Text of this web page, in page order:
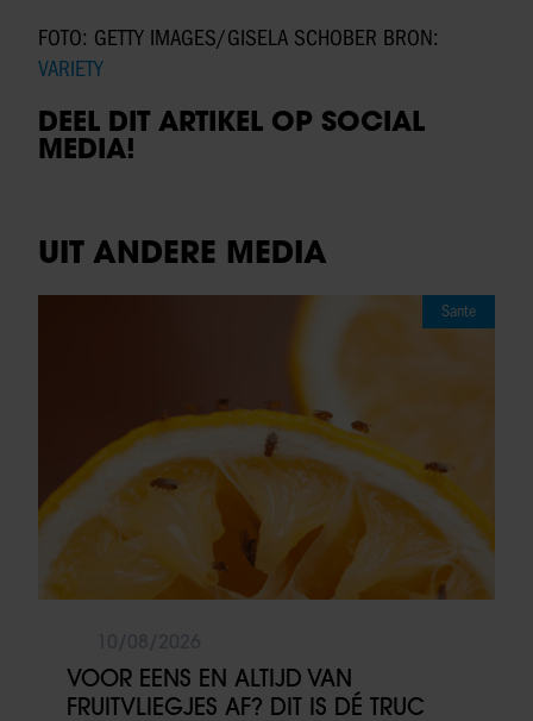
FOTO: GETTY IMAGES/GISELA SCHOBER BRON:
VARIETY
DEEL DIT ARTIKEL OP SOCIAL
MEDIA!
UIT ANDERE MEDIA
Sante
VOOR EENS EN ALTIJD VAN
FRUITVLIEGJES AF? DIT IS DÉ TRUC